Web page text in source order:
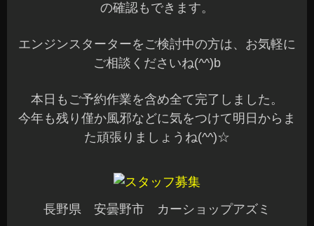
の確認もできます。
エンジンスターターをご検討中の方は、お気軽に
ご相談くださいね(^^)b
本日もご予約作業を含め全て完了しました。
今年も残り僅か風邪などに気をつけて明日からま
た頑張りましょうね(^^)☆
長野県 安曇野市 カーショップアズミ